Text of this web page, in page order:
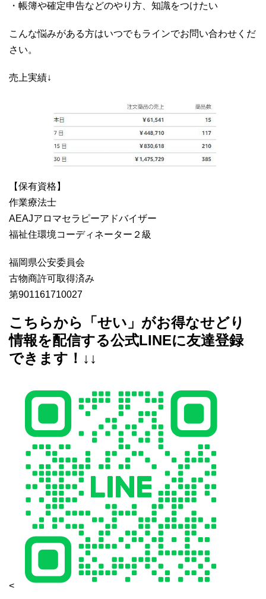
・帳簿や確定申告などのやり方、知識をつけたい
こんな悩みがある方はいつでもラインでお問い合わせくだ
さい。
売上実績↓
【保有資格】
作業療法士
AEAJアロマセラピーアドバイザー
福祉住環境コーディネーター２級
福岡県公安委員会
古物商許可取得済み
第901161710027
こちらから「せい」がお得なせどり
情報を配信する公式LINEに友達登録
できます！↓↓
<